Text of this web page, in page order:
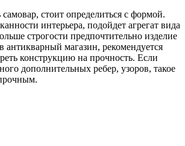
стоит определиться с формой.
интерьера, подойдет агрегат вида
строгости предпочтительно изделие
антикварный магазин, рекомендуется
конструкцию на прочность. Если
дополнительных ребер, узоров, такое